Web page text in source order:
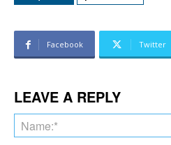
Facebook Twitter
LEAVE A REPLY